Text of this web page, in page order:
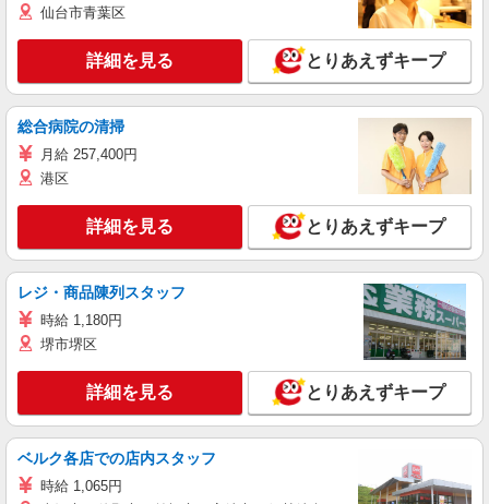
仙台市青葉区
詳細を見る とりあえずキープ
総合病院の清掃
月給 257,400円
港区
詳細を見る とりあえずキープ
レジ・商品陳列スタッフ
時給 1,180円
堺市堺区
詳細を見る とりあえずキープ
ベルク各店での店内スタッフ
時給 1,065円